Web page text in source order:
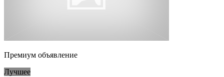
Премиум объявление
Лучшее